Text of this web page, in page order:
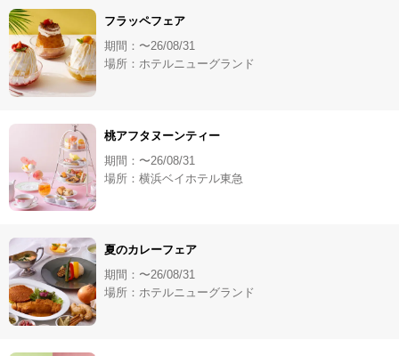
フラッペフェア
期間：〜26/08/31
場所：ホテルニューグランド
桃アフタヌーンティー
期間：〜26/08/31
場所：横浜ベイホテル東急
夏のカレーフェア
期間：〜26/08/31
場所：ホテルニューグランド